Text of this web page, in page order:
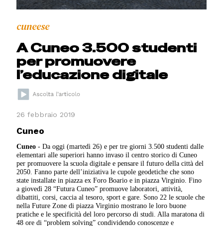
cuneese
A Cuneo 3.500 studenti
per promuovere
l’educazione digitale
26 febbraio 2019
Cuneo
Cuneo - Da oggi (martedì 26) e per tre giorni 3.500 studenti dalle
elementari alle superiori hanno invaso il centro storico di Cuneo
per promuovere la scuola digitale e pensare il futuro della città del
2050. Fanno parte dell’iniziativa le cupole geodetiche che sono
state installate in piazza ex Foro Boario e in piazza Virginio. Fino
a giovedì 28 “Futura Cuneo” promuove laboratori, attività,
dibattiti, corsi, caccia al tesoro, sport e gare. Sono 22 le scuole che
nella Future Zone di piazza Virginio mostrano le loro buone
pratiche e le specificità del loro percorso di studi. Alla maratona di
48 ore di “problem solving” condividendo conoscenze e